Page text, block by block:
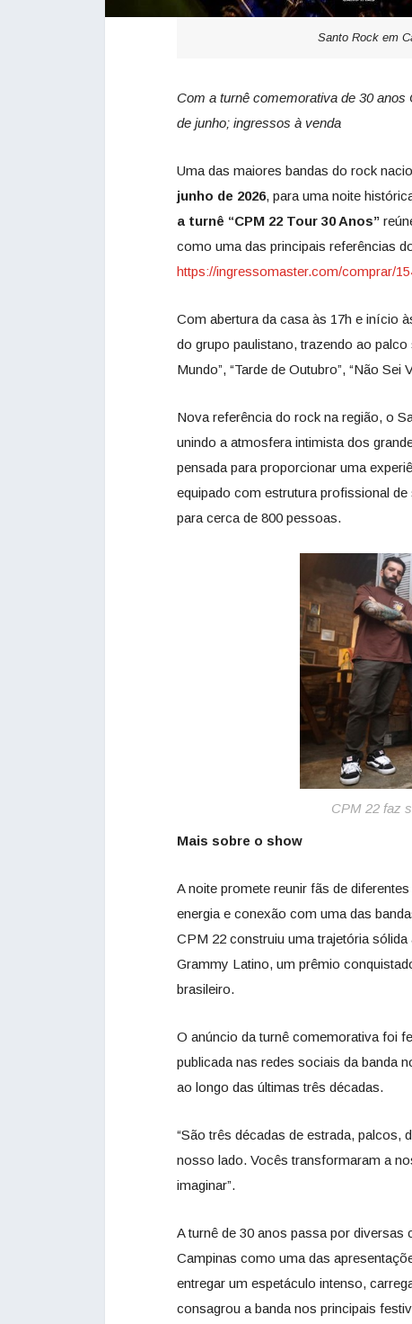
Santo Rock em
Com a turnê comemorativa de 30
de junho; ingressos à venda
Uma das maiores bandas do rock
junho de 2026, para uma noite
a turnê “CPM 22 Tour 30 Anos”
como uma das principais referências
https://ingressomaster.com/comprar/
Com abertura da casa às 17h e início
do grupo paulistano, trazendo ao
Mundo”, “Tarde de Outubro”, “Não Sei
Nova referência do rock na região, o
unindo a atmosfera intimista dos
pensada para proporcionar uma
equipado com estrutura profissional
para cerca de 800 pessoas.
CPM 22 faz
Mais sobre o show
A noite promete reunir fãs de
energia e conexão com uma das
CPM 22 construiu uma trajetória
Grammy Latino, um prêmio
brasileiro.
O anúncio da turnê comemorativa foi
publicada nas redes sociais da banda
ao longo das últimas três décadas.
“São três décadas de estrada, palcos,
nosso lado. Vocês transformaram a
imaginar”.
A turnê de 30 anos passa por
Campinas como uma das
entregar um espetáculo intenso,
consagrou a banda nos principais